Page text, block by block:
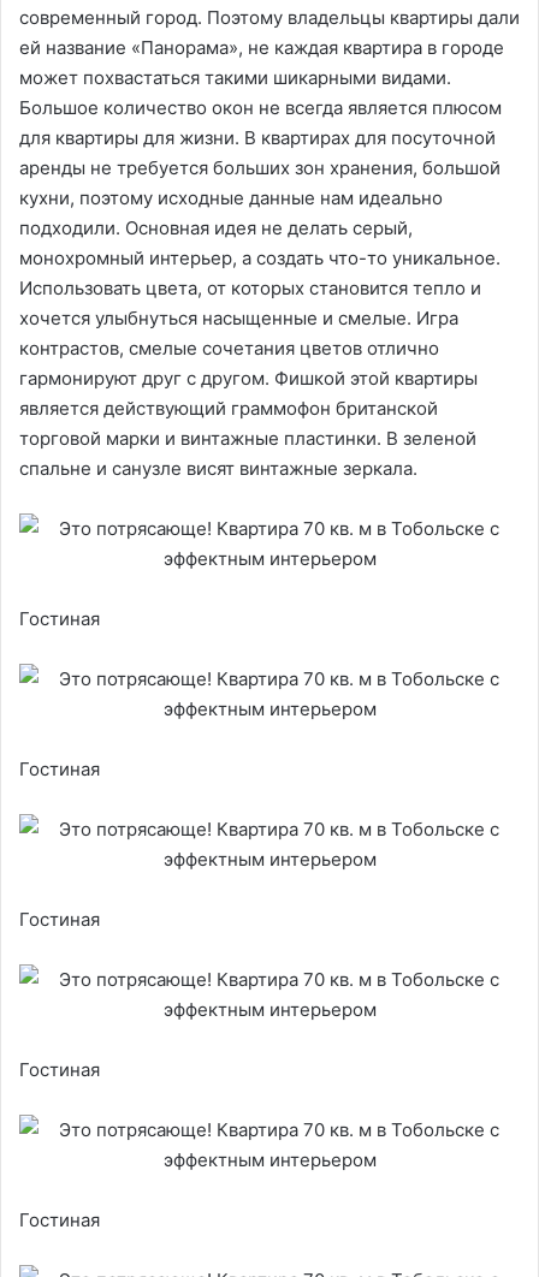
современный город. Поэтому владельцы квартиры дали
ей название «Панорама», не каждая квартира в городе
может похвастаться такими шикарными видами.
Большое количество окон не всегда является плюсом
для квартиры для жизни. В квартирах для посуточной
аренды не требуется больших зон хранения, большой
кухни, поэтому исходные данные нам идеально
подходили. Основная идея не делать серый,
монохромный интерьер, а создать что-то уникальное.
Использовать цвета, от которых становится тепло и
хочется улыбнуться насыщенные и смелые. Игра
контрастов, смелые сочетания цветов отлично
гармонируют друг с другом. Фишкой этой квартиры
является действующий граммофон британской
торговой марки и винтажные пластинки. В зеленой
спальне и санузле висят винтажные зеркала.
Гостиная
Гостиная
Гостиная
Гостиная
Гостиная